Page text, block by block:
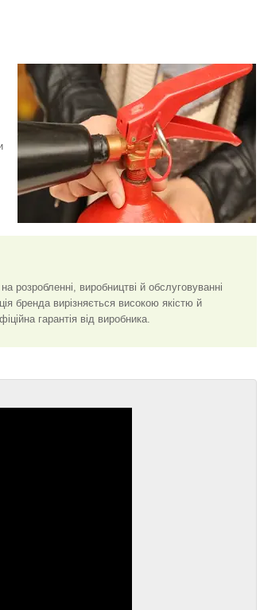
розробленні, виробництві й обслуговуванні
бренда вирізняється високою якістю й
гарантія від виробника.